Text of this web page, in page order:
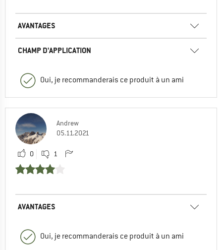
AVANTAGES
CHAMP D'APPLICATION
Oui, je recommanderais ce produit à un ami
Andrew
05.11.2021
0 1
AVANTAGES
Oui, je recommanderais ce produit à un ami